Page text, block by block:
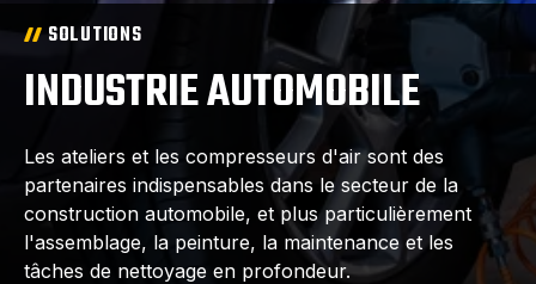
SOLUTIONS
INDUSTRIE AUTOMOBILE
Les ateliers et les compresseurs d'air sont des
partenaires indispensables dans le secteur de la
construction automobile, et plus particulièrement
l'assemblage, la peinture, la maintenance et les
tâches de nettoyage en profondeur.